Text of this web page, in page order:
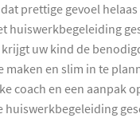
prettige gevoel helaas
huiswerkbegeleiding
krijgt uw kind de
maken en slim in te
coach en een aanpak
huiswerkbegeleiding